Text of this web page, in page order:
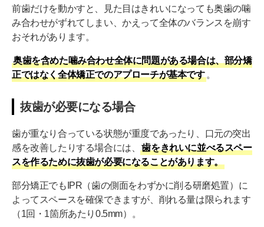
前歯だけを動かすと、見た目はきれいになっても奥歯の噛
み合わせがずれてしまい、かえって全体のバランスを崩す
おそれがあります。
奥歯を含めた噛み合わせ全体に問題がある場合は、部分矯
正ではなく全体矯正でのアプローチが基本です 。
抜歯が必要になる場合
歯が重なり合っている状態が重度であったり、口元の突出
感を改善したりする場合には、
歯をきれいに並べるスペー
スを作るために抜歯が必要になることがあります。
部分矯正でもIPR（歯の側面をわずかに削る研磨処置）に
よってスペースを確保できますが、削れる量は限られます
（1回・1箇所あたり0.5mm）。